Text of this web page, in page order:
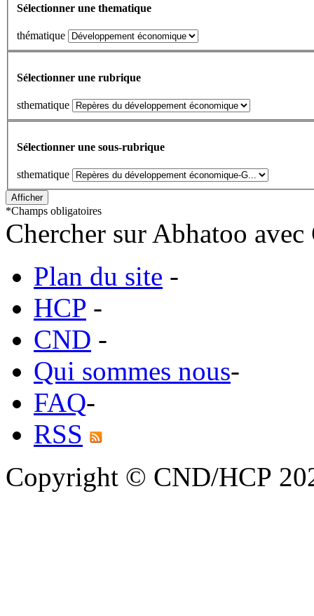
Sélectionner une thematique
thématique
Sélectionner une rubrique
sthematique
Sélectionner une sous-rubrique
sthematique
*Champs obligatoires
Chercher sur Abhatoo
Plan du site -
HCP -
CND -
Qui sommes nous-
FAQ-
RSS
Copyright © CND/HCP